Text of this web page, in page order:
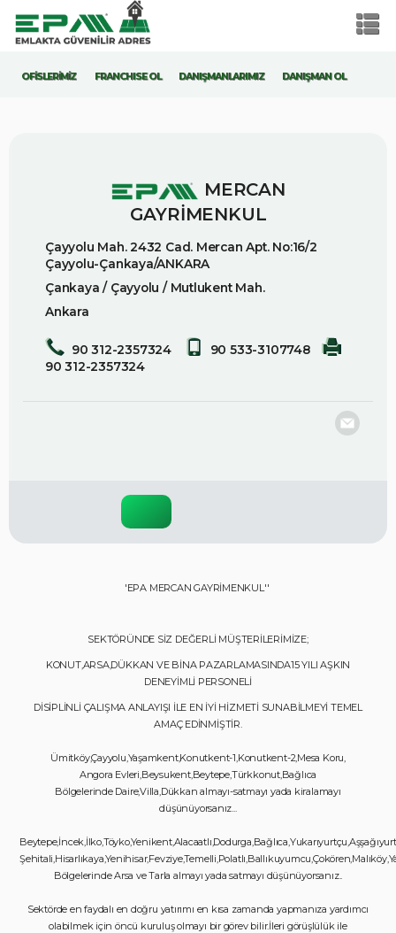
OFİSLERİMİZ FRANCHISE OL DANIŞMANLARIMIZ DANIŞMAN OL
MERCAN
GAYRİMENKUL
Çayyolu Mah. 2432 Cad. Mercan Apt. No:16/2
Çayyolu-Çankaya/ANKARA
Çankaya / Çayyolu / Mutlukent Mah.
Ankara
90 312-2357324
90 533-3107748
90 312-2357324
'EPA MERCAN GAYRİMENKUL''
SEKTÖRÜNDE SİZ DEĞERLİ MÜŞTERİLERİMİZE;
KONUT,ARSA,DÜKKAN VE BİNA PAZARLAMASINDA15 YILI AŞKIN
DENEYİMLİ PERSONELİ
DİSİPLİNLİ ÇALIŞMA ANLAYIŞI İLE EN İYİ HİZMETİ SUNABİLMEYİ TEMEL
AMAÇ EDİNMİŞTİR.
Ümitköy,Çayyolu,Yaşamkent,Konutkent-1,Konutkent-2,Mesa Koru,
Angora Evleri,Beysukent,Beytepe,Türkkonut,Bağlıca
Bölgelerinde Daire,Villa,Dükkan almayı-satmayı yada kiralamayı
düşünüyorsanız...
Bölgelerinde Arsa ve Tarla almayı yada satmayı düşünüyorsanız..
Sektörde en faydalı en doğru yatırımı en kısa zamanda yapmanıza yardımcı
olabilmek için öncü kuruluş olmayı bir görev bilir.İleri görüşlülük ile